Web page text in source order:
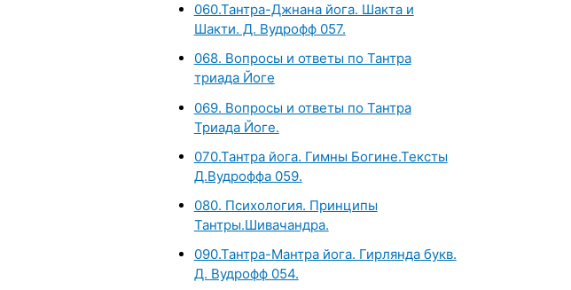
060.Тантра-Джнана йога. Шакта и
Шакти. Д. Вудрофф 057.
068. Вопросы и ответы по Тантра
триада Йоге
069. Вопросы и ответы по Тантра
Триада Йоге.
070.Тантра йога. Гимны Богине.Тексты
Д.Вудроффа 059.
080. Психология. Принципы
Тантры.Шивачандра.
090.Тантра-Мантра йога. Гирлянда букв.
Д. Вудрофф 054.